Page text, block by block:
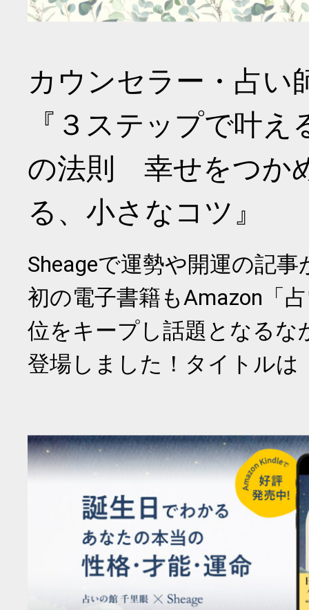
カウンセラー・占い
『３ステップで叶
の法則 幸せをつか
る、小さなコツ』
Sheageで運勢や開運の記
初の電子書籍もAmazon「
位をキープし話題となるな
登場しました！タイトルは